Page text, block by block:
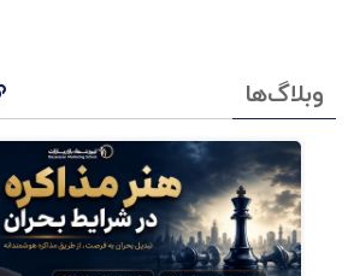
علاوه‌براین، کتاب رهبری سینگولاریتی
مهندسین، مدیران عالی و متخصصان
مفاهیم نوین مفید بوده و برای
تکمیل شناخت خود از استراتژی‌های
وبلاگ‌ها